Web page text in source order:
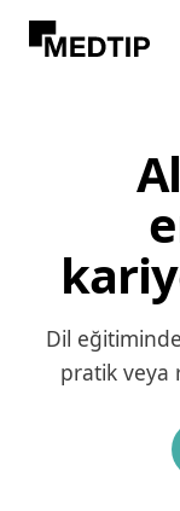
Dil
pratik veya